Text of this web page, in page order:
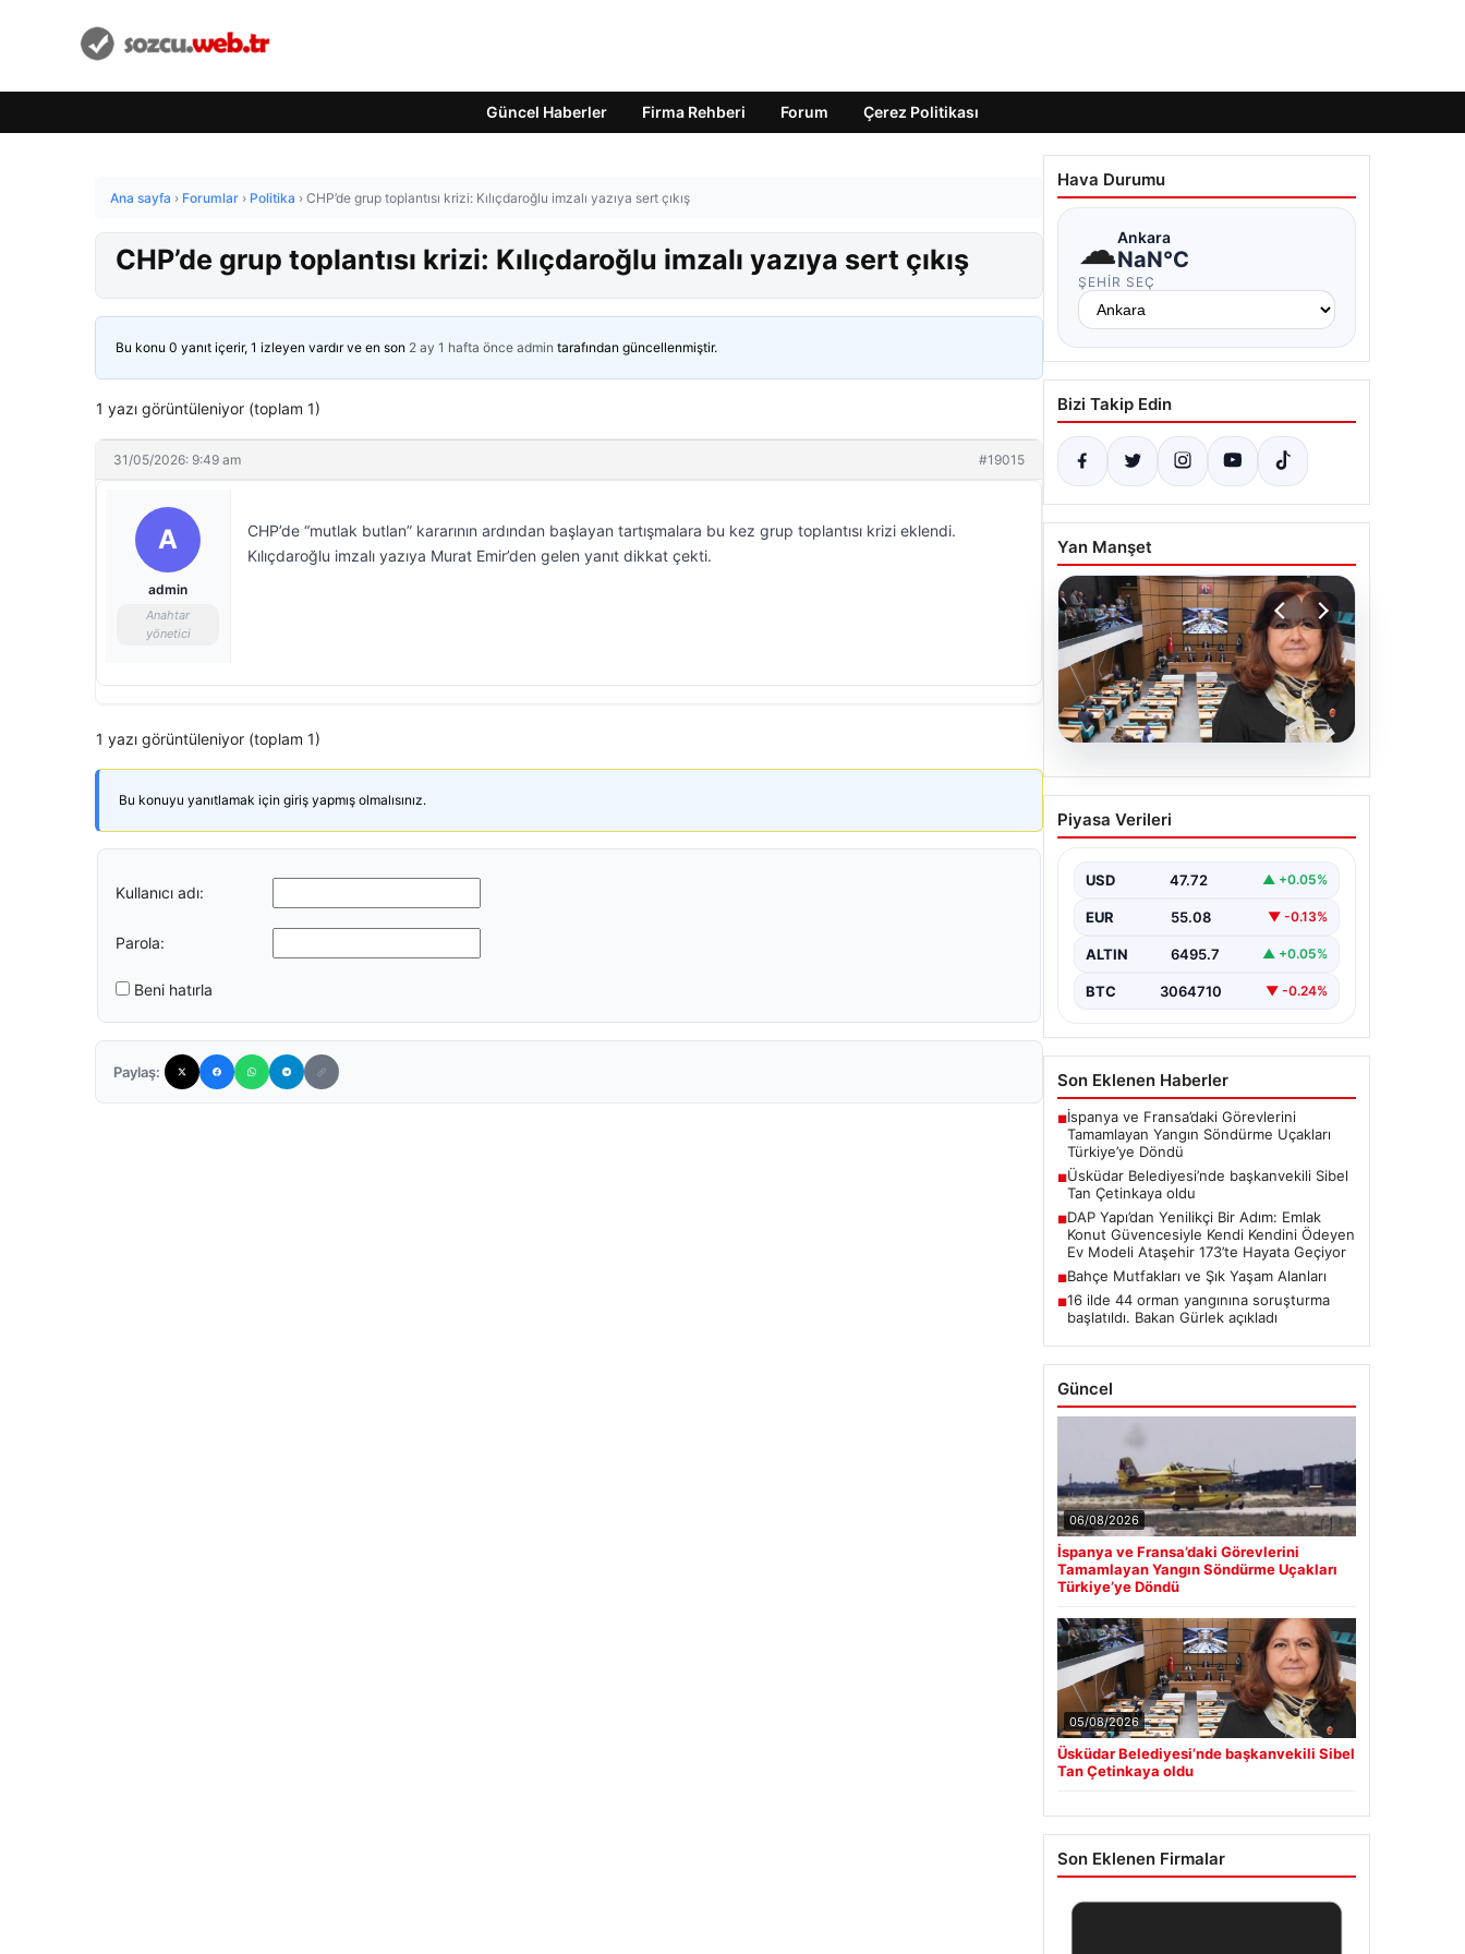
Güncel Haberler Firma Rehberi Forum Çerez Politikası
Ana sayfa › Forumlar › Politika › CHP’de grup toplantısı krizi: Kılıçdaroğlu imzalı yazıya sert çıkış
CHP’de grup toplantısı krizi: Kılıçdaroğlu imzalı yazıya sert çıkış
Bu konu 0 yanıt içerir, 1 izleyen vardır ve en son 2 ay 1 hafta önce admin tarafından güncellenmiştir.
1 yazı görüntüleniyor (toplam 1)
31/05/2026: 9:49 am #19015
A
admin
Anahtar
yönetici
CHP’de “mutlak butlan” kararının ardından başlayan tartışmalara bu kez grup toplantısı krizi eklendi.
Kılıçdaroğlu imzalı yazıya Murat Emir’den gelen yanıt dikkat çekti.
1 yazı görüntüleniyor (toplam 1)
Bu konuyu yanıtlamak için giriş yapmış olmalısınız.
Kullanıcı adı:
Parola:
Beni hatırla
Paylaş:
Hava Durumu
☁Ankara
NaN°C
ŞEHIR SEÇ
Bizi Takip Edin
Yan Manşet
Üsküdar Belediyesi’nde
başkanvekili Sibel Tan
Piyasa Verileri
USD 47.72 ▲ +0.05%
EUR 55.08 ▼ -0.13%
ALTIN 6495.7 ▲ +0.05%
BTC 3064710 ▼ -0.24%
Son Eklenen Haberler
■İspanya ve Fransa’daki Görevlerini
Tamamlayan Yangın Söndürme Uçakları
Türkiye’ye Döndü
■Üsküdar Belediyesi’nde başkanvekili Sibel
Tan Çetinkaya oldu
■DAP Yapı’dan Yenilikçi Bir Adım: Emlak
Konut Güvencesiyle Kendi Kendini Ödeyen
Ev Modeli Ataşehir 173’te Hayata Geçiyor
■Bahçe Mutfakları ve Şık Yaşam Alanları
■16 ilde 44 orman yangınına soruşturma
başlatıldı. Bakan Gürlek açıkladı
Güncel
06/08/2026
İspanya ve Fransa’daki Görevlerini
Tamamlayan Yangın Söndürme Uçakları
Türkiye’ye Döndü
05/08/2026
Üsküdar Belediyesi’nde başkanvekili Sibel
Tan Çetinkaya oldu
Son Eklenen Firmalar